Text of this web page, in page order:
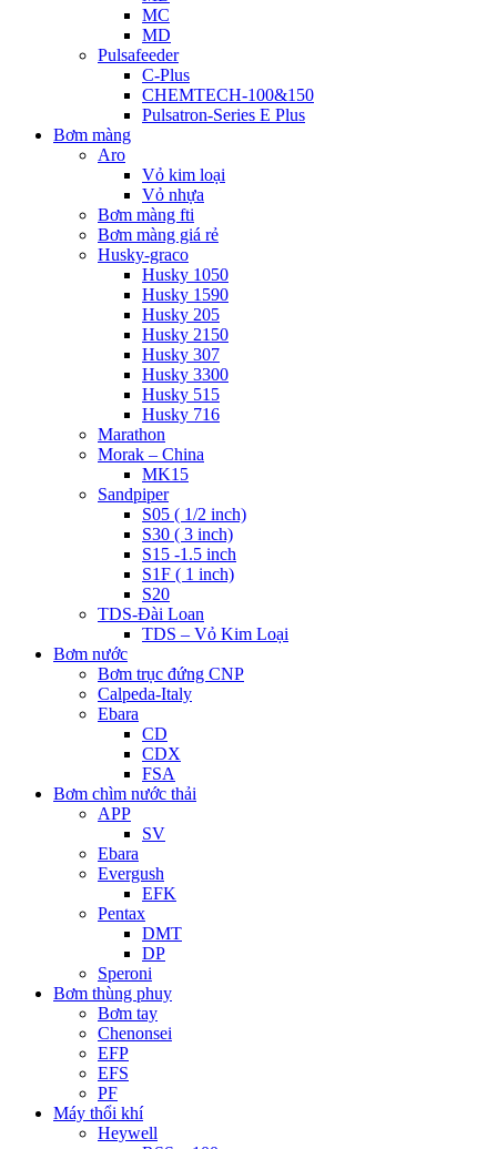
MC
MD
Pulsafeeder
C-Plus
CHEMTECH-100&150
Pulsatron-Series E Plus
Bơm màng
Aro
Vỏ kim loại
Vỏ nhựa
Bơm màng fti
Bơm màng giá rẻ
Husky-graco
Husky 1050
Husky 1590
Husky 205
Husky 2150
Husky 307
Husky 3300
Husky 515
Husky 716
Marathon
Morak – China
MK15
Sandpiper
S05 ( 1/2 inch)
S30 ( 3 inch)
S15 -1.5 inch
S1F ( 1 inch)
S20
TDS-Đài Loan
TDS – Vỏ Kim Loại
Bơm nước
Bơm trục đứng CNP
Calpeda-Italy
Ebara
CD
CDX
FSA
Bơm chìm nước thải
APP
SV
Ebara
Evergush
EFK
Pentax
DMT
DP
Speroni
Bơm thùng phuy
Bơm tay
Chenonsei
EFP
EFS
PF
Máy thổi khí
Heywell